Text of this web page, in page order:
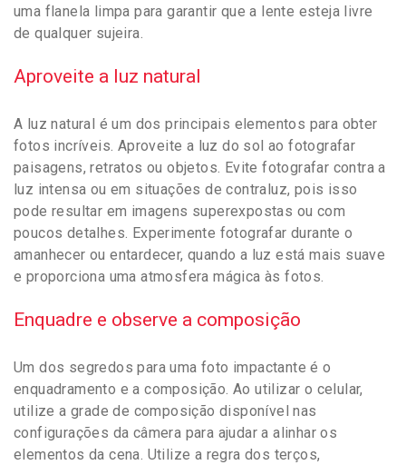
uma flanela limpa para garantir que a lente esteja livre
de qualquer sujeira.
Aproveite a luz natural
A luz natural é um dos principais elementos para obter
fotos incríveis. Aproveite a luz do sol ao fotografar
paisagens, retratos ou objetos. Evite fotografar contra a
luz intensa ou em situações de contraluz, pois isso
pode resultar em imagens superexpostas ou com
poucos detalhes. Experimente fotografar durante o
amanhecer ou entardecer, quando a luz está mais suave
e proporciona uma atmosfera mágica às fotos.
Enquadre e observe a composição
Um dos segredos para uma foto impactante é o
enquadramento e a composição. Ao utilizar o celular,
utilize a grade de composição disponível nas
configurações da câmera para ajudar a alinhar os
elementos da cena. Utilize a regra dos terços,